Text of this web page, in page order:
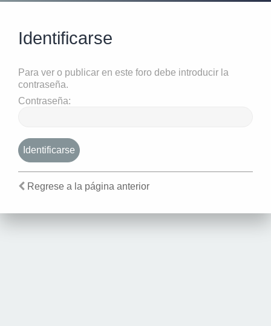
Identificarse
Para ver o publicar en este foro debe introducir la
contraseña.
Contraseña:
Regrese a la página anterior